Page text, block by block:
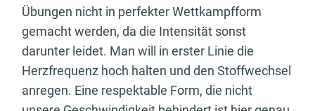
Übungen nicht in perfekter Wettkampfform
gemacht werden, da die Intensität sonst
darunter leidet. Man will in erster Linie die
Herzfrequenz hoch halten und den Stoffwechsel
anregen. Eine respektable Form, die nicht